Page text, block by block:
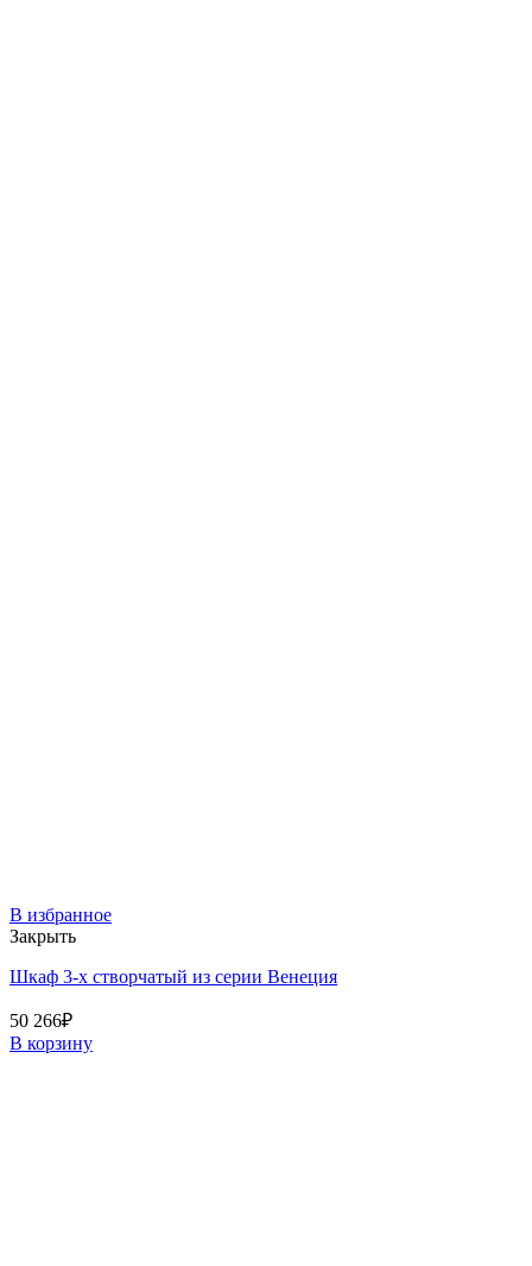
В избранное
Закрыть
Шкаф 3-х створчатый из серии Венеция
50 266₽
В корзину